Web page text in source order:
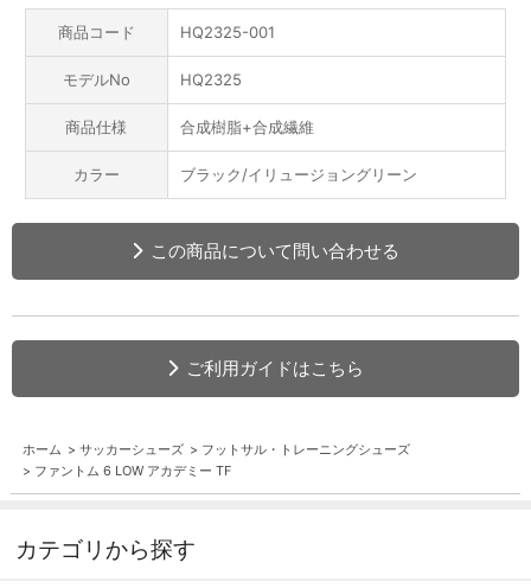
商品コード HQ2325-001
モデルNo HQ2325
商品仕様 合成樹脂+合成繊維
カラー ブラック/イリュージョングリーン
この商品について問い合わせる
ご利用ガイドはこちら
ホーム > サッカーシューズ > フットサル・トレーニングシューズ
> ファントム 6 LOW アカデミー TF
カテゴリから探す